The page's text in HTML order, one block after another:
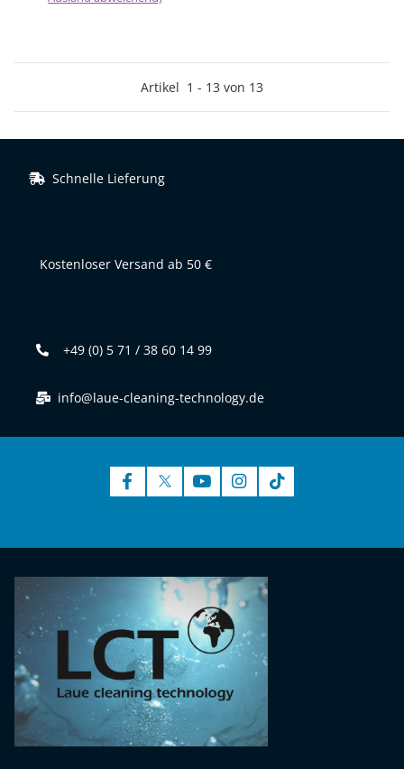
Artikel 1 - 13 von 13
Schnelle Lieferung
Kostenloser Versand ab 50 €
+49 (0) 5 71 / 38 60 14 99
info@laue-cleaning-technology.de